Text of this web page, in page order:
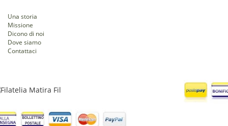
Una storia
Missione
Dicono di noi
Dove siamo
Contattaci